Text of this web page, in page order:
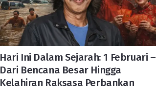
Hari Ini Dalam Sejarah: 1 Februari –
Dari Bencana Besar Hingga
Kelahiran Raksasa Perbankan